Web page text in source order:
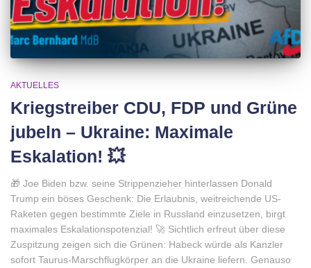
AKTUELLES
Kriegstreiber CDU, FDP und Grüne
jubeln – Ukraine: Maximale
Eskalation! 💥
🎁 Joe Biden bzw. seine Strippenzieher hinterlassen Donald
Trump ein böses Geschenk: Die Erlaubnis, weitreichende US-
Raketen gegen bestimmte Ziele in Russland einzusetzen, birgt
maximales Eskalationspotenzial! 🚀 Sichtlich erfreut über diese
Zuspitzung zeigen sich die Grünen: Habeck würde als Kanzler
sofort Taurus-Marschflugkörper an die Ukraine liefern. Genauso